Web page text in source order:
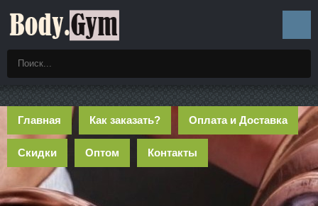
Главная Как заказать? Оплата и Доставка
Скидки Оптом Контакты